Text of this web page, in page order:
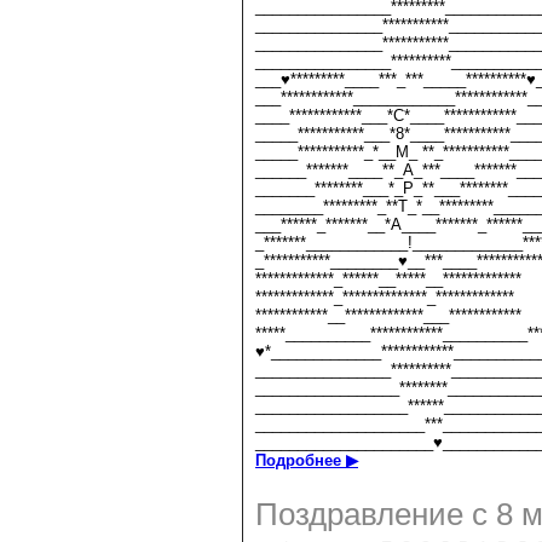
_____***********_*__М_
*************_******__*****__*************
*************_**************_*************
************__*************___************
Подробнее ▶
Поздравление с 8